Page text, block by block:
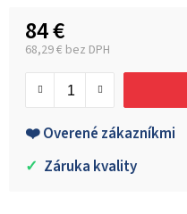
84 €
68,29 € bez DPH
❤️ Overené zákazníkmi
✓ Záruka kvality